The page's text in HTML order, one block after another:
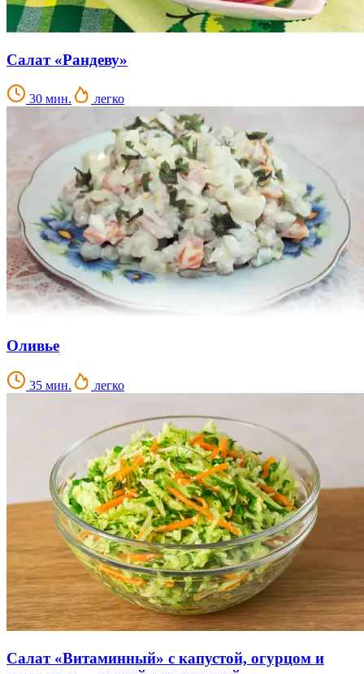
Салат «Рандеву»
30 мин. легко
Оливье
35 мин. легко
Салат «Витаминный» с капустой, огурцом и